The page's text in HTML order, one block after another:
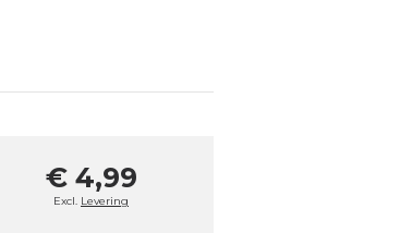
€ 4,99
Excl. Levering